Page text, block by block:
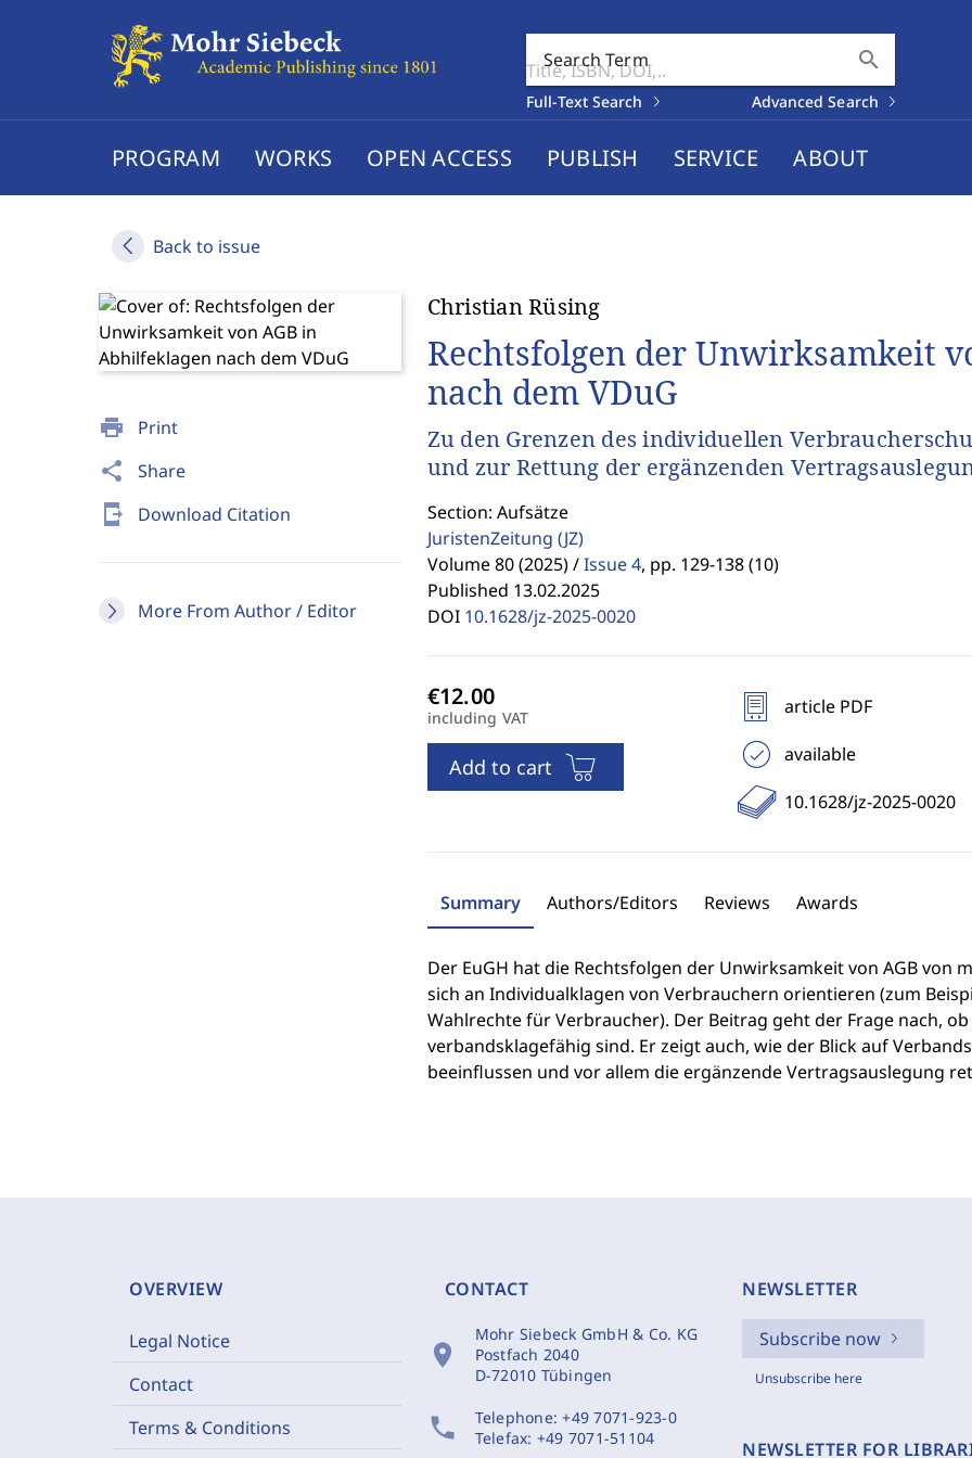
Search Term search
Full-Text Search Advanced Search
PROGRAM WORKS OPEN ACCESS PUBLISH SERVICE ABOUT
Back to issue
print Print
share Share
send_to_mobile Download Citation
More From Author / Editor
Christian Rüsing
Rechtsfolgen der Unwirksamkeit
nach dem VDuG
Zu den Grenzen des individuellen
und zur Rettung der ergänzenden
Section: Aufsätze
JuristenZeitung (JZ)
Volume 80 (2025) / Issue 4, pp. 129-138 (10)
Published 13.02.2025
DOI 10.1628/jz-2025-0020
including VAT
Add to cart
article PDF
available
10.1628/jz-2025-0020
Summary Authors/Editors Reviews Awards
Der EuGH hat die Rechtsfolgen der Unwirksamkeit von AGB von
sich an Individualklagen von Verbrauchern orientieren (zum
Wahlrechte für Verbraucher). Der Beitrag geht der Frage nach,
verbandsklagefähig sind. Er zeigt auch, wie der Blick auf
beeinflussen und vor allem die ergänzende Vertragsauslegung
OVERVIEW
Legal Notice
Contact
Terms & Conditions
CONTACT
location_on
Mohr Siebeck GmbH & Co. KG
Postfach 2040
D-72010 Tübingen
phone Telephone:+49 7071-923-0
Telefax: +49 7071-51104
NEWSLETTER
Subscribe now
Unsubscribe here
NEWSLETTER FOR